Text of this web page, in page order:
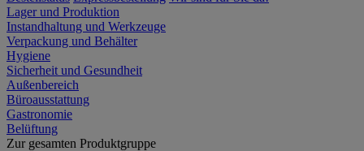
Lager und Produktion
Instandhaltung und Werkzeuge
Verpackung und Behälter
Hygiene
Sicherheit und Gesundheit
Außenbereich
Büroausstattung
Gastronomie
Belüftung
Zur gesamten Produktgruppe